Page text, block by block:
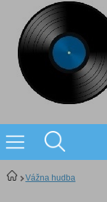
Vážna hudba